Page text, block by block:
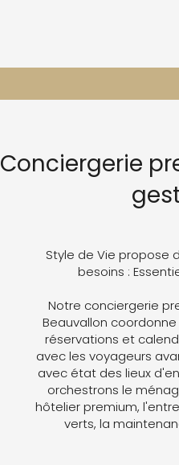
Conciergerie
Style de Vie propose
besoins :
Notre conciergerie
Beauvallon
réservations et
avec les voyageurs
avec état des lieux
orchestrons le
hôtelier premium,
verts, la